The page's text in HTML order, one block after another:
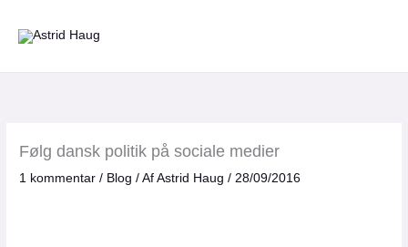
Følg dansk politik på sociale medier
1 kommentar / Blog / AfAstrid Haug/28/09/2016